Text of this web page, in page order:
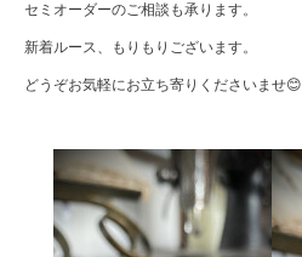
セミオーダーのご相談も承ります。
新着ルース、もりもりございます。
どうぞお気軽にお立ち寄りくださいませ😊